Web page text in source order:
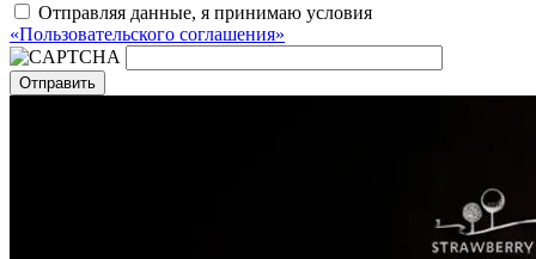
Отправляя данные, я принимаю условия
«Пользовательского соглашения»
Отправить